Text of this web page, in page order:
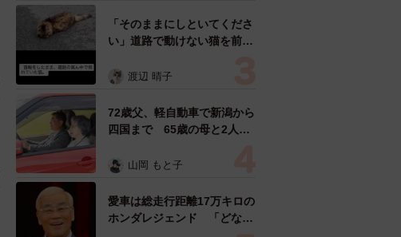
「そのままにしといてくださ
い」道路で動けない猫を前に
ようとした4日間 「命の重
表の訴え
渡辺 晴子
72歳父、軽自動車で新潟から
四国まで 65歳の母と2人で
憩まで分刻み… 「大学生で
山岡 もと子
愛車は総走行距離17万キロの
ホンダレジェンド 「どなた